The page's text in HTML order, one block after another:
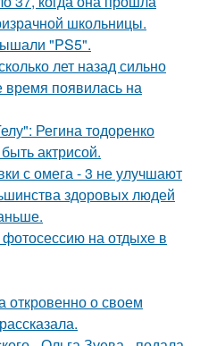
школьницы.
"PS5".
лет назад сильно
время появилась на
Регина тодоренко
актрисой.
с омега - 3 не улучшают
здоровых людей
на отдыхе в
откровенно о своем